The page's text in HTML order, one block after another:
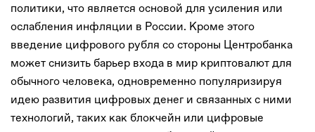
политики, что является основой для усиления или
ослабления инфляции в России. Кроме этого
введение цифрового рубля со стороны Центробанка
может снизить барьер входа в мир криптовалют для
обычного человека, одновременно популяризируя
идею развития цифровых денег и связанных с ними
технологий, таких как блокчейн или цифровые